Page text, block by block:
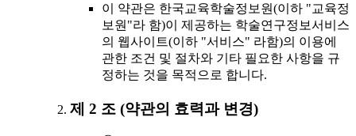
이 약관은 한국교육학술정보원(이하 "교육정
보원"라 함)이 제공하는 학술연구정보서비스
의 웹사이트(이하 "서비스" 라함)의 이용에
관한 조건 및 절차와 기타 필요한 사항을 규
정하는 것을 목적으로 합니다.
제 2 조 (약관의 효력과 변경)